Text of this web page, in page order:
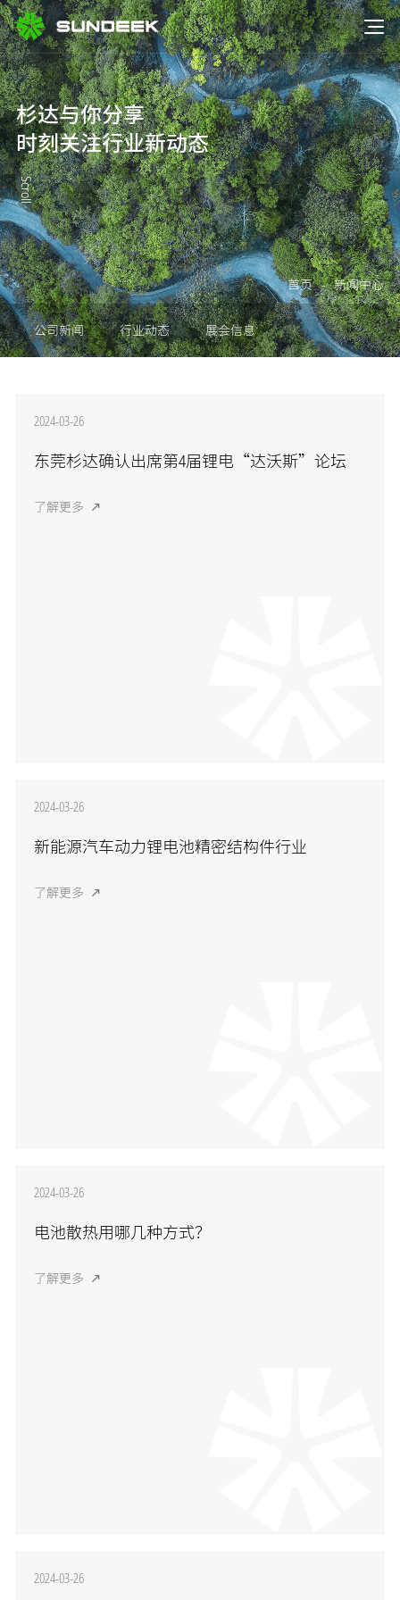
杉达与你分享
时刻关注行业新动态
Scroll
首页 - 新闻中心
公司新闻 行业动态 展会信息
2024-03-26
东莞杉达确认出席第4届锂电“达沃斯”论坛
了解更多
2024-03-26
新能源汽车动力锂电池精密结构件行业
了解更多
2024-03-26
电池散热用哪几种方式？
了解更多
2024-03-26